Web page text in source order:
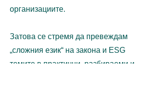
организациите.
Затова се стремя да превеждам
„сложния език“ на закона и ESG
темите в практични, разбираеми и